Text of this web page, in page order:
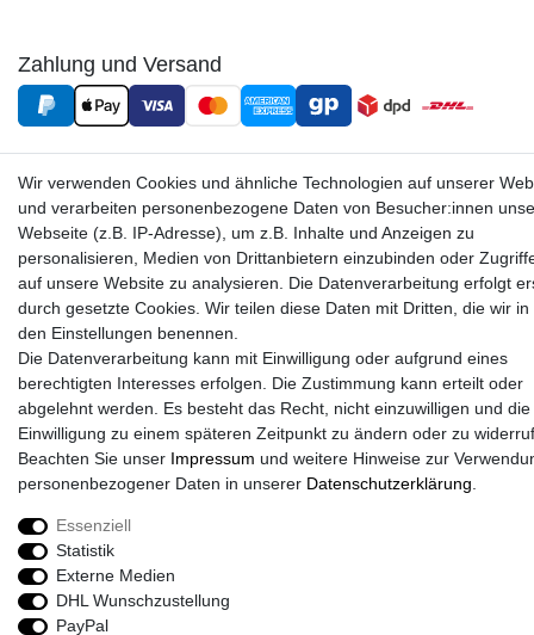
Zahlung und Versand
Sport-Versand24 Community
Sport-Versand24 Team Fan-Shop´s & Partner
Wir verwenden Cookies und ähnliche Technologien auf unserer
und verarbeiten personenbezogene Daten von Besucher:innen
Webseite (z.B. IP-Adresse), um z.B. Inhalte und Anzeigen zu
personalisieren, Medien von Drittanbietern einzubinden oder
auf unsere Website zu analysieren. Die Datenverarbeitung erfolgt
durch gesetzte Cookies. Wir teilen diese Daten mit Dritten, die wir in
den Einstellungen benennen.
Die Datenverarbeitung kann mit Einwilligung oder aufgrund eines
berechtigten Interesses erfolgen. Die Zustimmung kann erteilt oder
abgelehnt werden. Es besteht das Recht, nicht einzuwilligen und die
Einwilligung zu einem späteren Zeitpunkt zu ändern oder zu
Beachten Sie unser Impressum und weitere Hinweise zur
personenbezogener Daten in unserer Daten­schutz­erklärung
Essenziell
Statistik
Externe Medien
DHL Wunschzustellung
PayPal